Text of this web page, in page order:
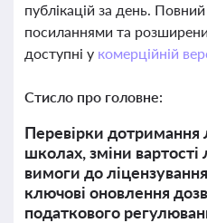
публікацій за день.
посиланнями та
доступні у комерційній
Стисло про головне:
Перевірки дотримання
школах, зміни вартості
вимоги до
ключові оновлення
податкового